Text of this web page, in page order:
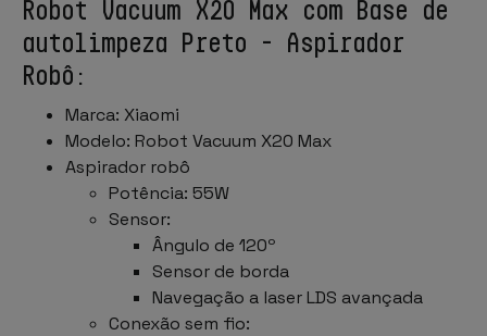
Robot Vacuum X20 Max com Base de
autolimpeza Preto - Aspirador
Robô:
Marca: Xiaomi
Modelo: Robot Vacuum X20 Max
Aspirador robô
Potência: 55W
Sensor:
Ângulo de 120º
Sensor de borda
Navegação a laser LDS avançada
Conexão sem fio: